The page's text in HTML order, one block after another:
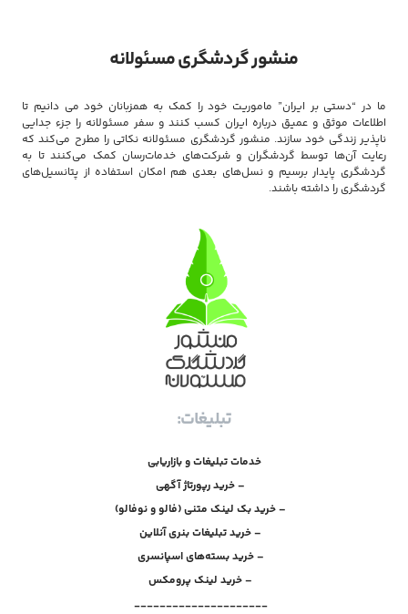
منشور گردشگری مسئولانه
ما در “دستی بر ایران” ماموریت خود را کمک به همزبانان خود می دانیم تا
اطلاعات موثق و عمیق درباره ایران کسب کنند و سفر مسئولانه را جزء جدایی
ناپذیر زندگی خود سازند. منشور گردشگری مسئولانه نکاتی را مطرح می‌کند که
رعایت آن‌ها توسط گردشگران و شرکت‌های خدمات‌رسان کمک می‌کنند تا به
گردشگری پایدار برسیم و نسل‌های بعدی هم امکان استفاده از پتانسیل‌های
گردشگری را داشته باشند.
تبلیغات:
خدمات تبلیغات و بازاریابی
– خرید رپورتاژ آگهی
– خرید بک لینک متنی (فالو و نوفالو)
– خرید تبلیغات بنری آنلاین
– خرید بسته‌های اسپانسری
– خرید لینک پرومکس
_____________________